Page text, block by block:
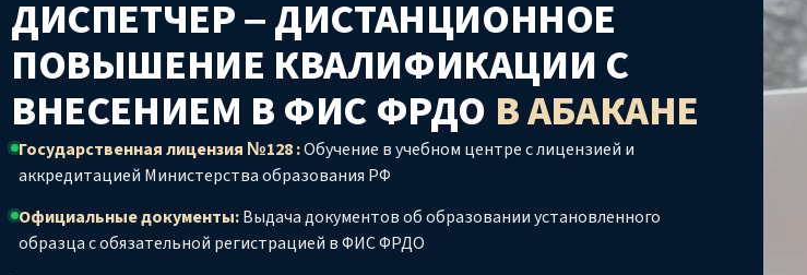
ДИСПЕТЧЕР – ДИСТАНЦИОННОЕ
ПОВЫШЕНИЕ КВАЛИФИКАЦИИ С
ВНЕСЕНИЕМ В ФИС ФРДО В АБАКАНЕ
Государственная лицензия №128 :Обучение в учебном центре с лицензией и
аккредитацией Министерства образования РФ
Официальные документы:Выдача документов об образовании установленного
образца с обязательной регистрацией в ФИС ФРДО